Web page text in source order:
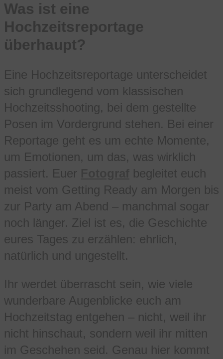
Was ist eine
Hochzeitsreportage
überhaupt?
Eine Hochzeitsreportage unterscheidet
sich grundlegend vom klassischen
Hochzeitsshooting, bei dem gestellte
Posen im Vordergrund stehen. Bei einer
Reportage geht es um echte Momente,
um Emotionen, um das, was wirklich
passiert. Euer
begleitet euch
meist vom Getting Ready am Morgen bis
zur Party am Abend – manchmal sogar
noch länger. Ziel ist es, die Geschichte
eures Tages zu erzählen: ehrlich,
natürlich und ungestellt.
Ihr werdet überrascht sein, wie viele
wunderbare Augenblicke euch am
Hochzeitstag entgehen – nicht, weil ihr
nicht hinschaut, sondern weil ihr mitten
im Geschehen seid. Genau hier kommt